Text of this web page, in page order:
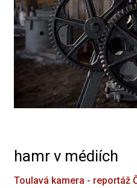
hamr v médiích
Toulavá kamera - reportáž